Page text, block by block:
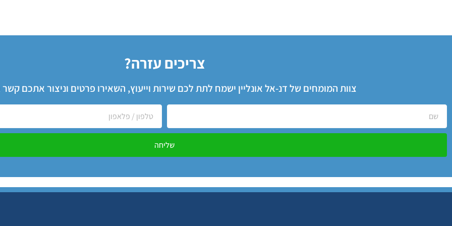
צריכים עזרה?
צוות המומחים של דנ-אל אונליין ישמח לתת לכם שירות וייעוץ, השאירו פרטים וניצור אתכם
שליחה